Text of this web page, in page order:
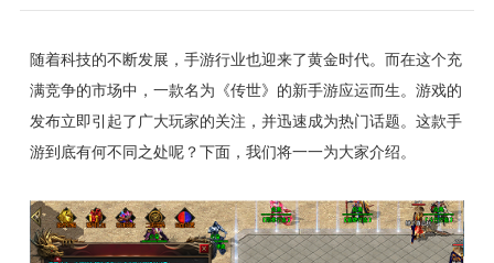
随着科技的不断发展，手游行业也迎来了黄金时代。而在这个充
满竞争的市场中，一款名为《传世》的新手游应运而生。游戏的
发布立即引起了广大玩家的关注，并迅速成为热门话题。这款手
游到底有何不同之处呢？下面，我们将一一为大家介绍。